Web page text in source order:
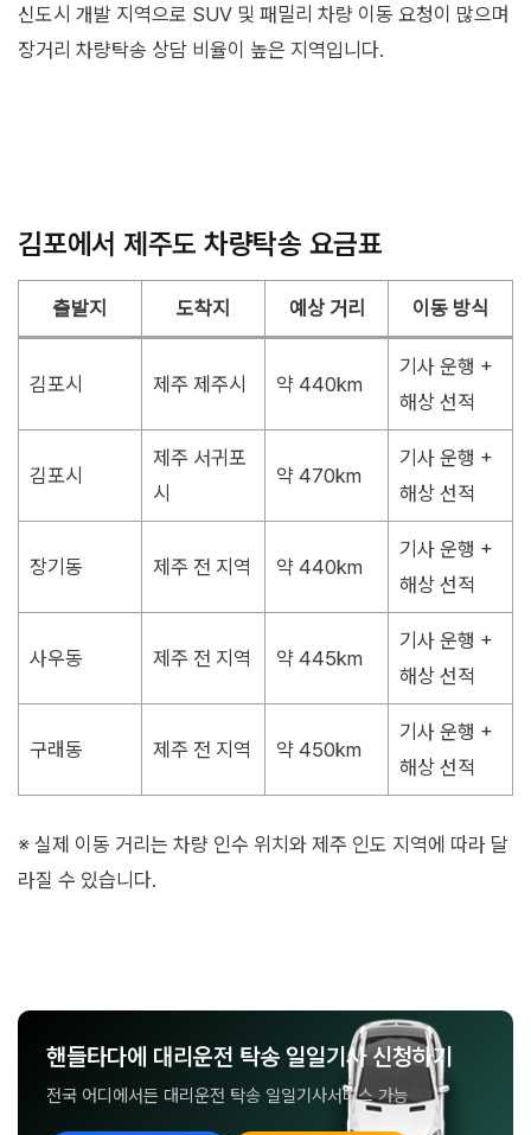
신도시 개발 지역으로 SUV 및 패밀리 차량 이동 요청이 많으며
장거리 차량탁송 상담 비율이 높은 지역입니다.
김포에서 제주도 차량탁송 요금표
출발지 도착지 예상 거리 이동 방식
김포시 제주 제주시 약 440km
기사 운행 +
해상 선적
김포시
제주 서귀포
시
약 470km
기사 운행 +
해상 선적
장기동 제주 전 지역 약 440km
기사 운행 +
해상 선적
사우동 제주 전 지역 약 445km
기사 운행 +
해상 선적
구래동 제주 전 지역 약 450km
기사 운행 +
해상 선적
※ 실제 이동 거리는 차량 인수 위치와 제주 인도 지역에 따라 달
라질 수 있습니다.
핸들타다에 대리운전 탁송 일일기사 신청하기
전국 어디에서든 대리운전 탁송 일일기사서비스 가능